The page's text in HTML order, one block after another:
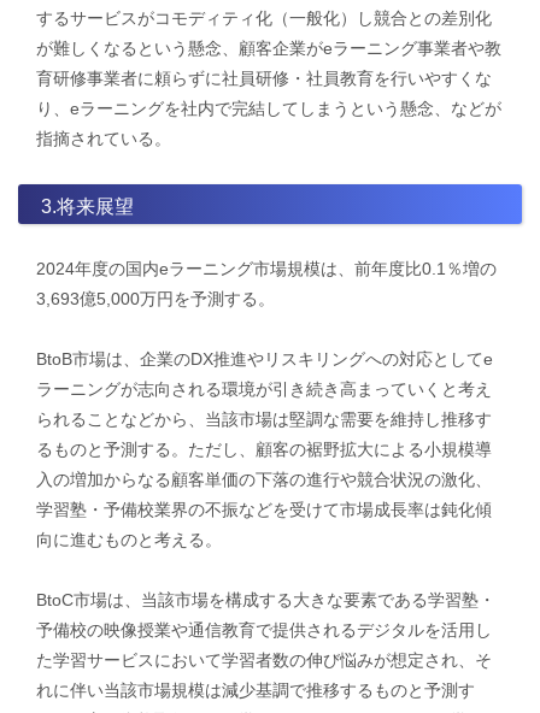
するサービスがコモディティ化（一般化）し競合との差別化
が難しくなるという懸念、顧客企業がeラーニング事業者や教
育研修事業者に頼らずに社員研修・社員教育を行いやすくな
り、eラーニングを社内で完結してしまうという懸念、などが
指摘されている。
3.将来展望
2024年度の国内eラーニング市場規模は、前年度比0.1％増の
3,693億5,000万円を予測する。
BtoB市場は、企業のDX推進やリスキリングへの対応としてe
ラーニングが志向される環境が引き続き高まっていくと考え
られることなどから、当該市場は堅調な需要を維持し推移す
るものと予測する。ただし、顧客の裾野拡大による小規模導
入の増加からなる顧客単価の下落の進行や競合状況の激化、
学習塾・予備校業界の不振などを受けて市場成長率は鈍化傾
向に進むものと考える。
BtoC市場は、当該市場を構成する大きな要素である学習塾・
予備校の映像授業や通信教育で提供されるデジタルを活用し
た学習サービスにおいて学習者数の伸び悩みが想定され、そ
れに伴い当該市場規模は減少基調で推移するものと予測す